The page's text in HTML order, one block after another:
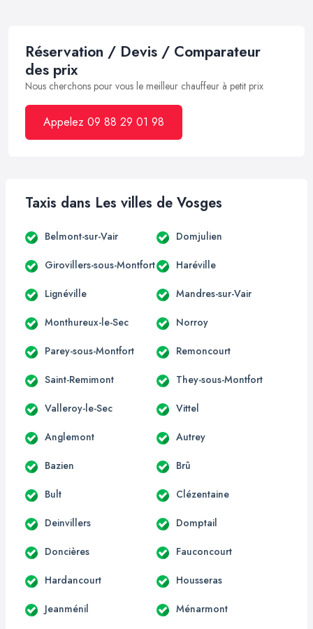
Réservation / Devis / Comparateur
des prix
Nous cherchons pour vous le meilleur chauffeur à petit prix
Appelez 09 88 29 01 98
Taxis dans Les villes de Vosges
Belmont-sur-Vair Domjulien
Girovillers-sous-Montfort Haréville
Lignéville Mandres-sur-Vair
Monthureux-le-Sec Norroy
Parey-sous-Montfort Remoncourt
Saint-Remimont They-sous-Montfort
Valleroy-le-Sec Vittel
Anglemont Autrey
Bazien Brû
Bult Clézentaine
Deinvillers Domptail
Doncières Fauconcourt
Hardancourt Housseras
Jeanménil Ménarmont